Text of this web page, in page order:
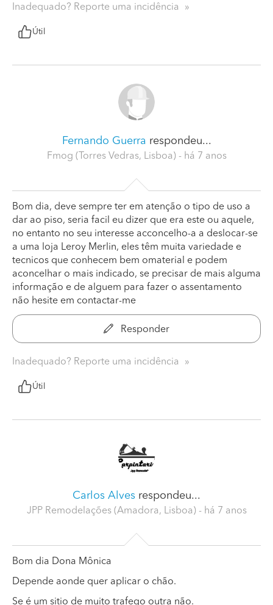
Inadequado? Reporte uma incidência
Útil
Fernando Guerra respondeu...
Fmog (Torres Vedras, Lisboa) - há 7 anos
Bom dia, deve sempre ter em atenção o tipo de uso a
dar ao piso, seria facil eu dizer que era este ou aquele,
no entanto no seu interesse acconcelho-a a deslocar-se
a uma loja Leroy Merlin, eles têm muita variedade e
tecnicos que conhecem bem omaterial e podem
aconcelhar o mais indicado, se precisar de mais alguma
informação e de alguem para fazer o assentamento
não hesite em contactar-me
Responder
Inadequado? Reporte uma incidência
Útil
Carlos Alves respondeu...
JPP Remodelações (Amadora, Lisboa) - há 7 anos
Bom dia Dona Mônica
Depende aonde quer aplicar o chão.
Se é um sitio de muito trafego outra não.